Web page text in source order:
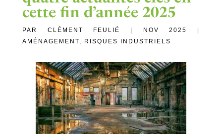
cette fin d’année 2025
PAR CLÉMENT FEULIÉ | NOV 2025
|
AMÉNAGEMENT
RISQUES INDUSTRIELS